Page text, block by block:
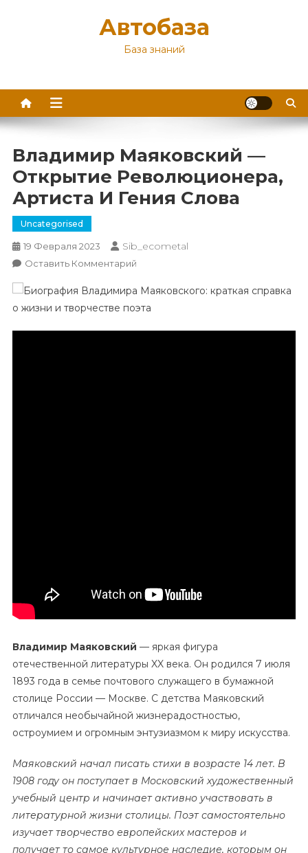
Автобаза
База знаний
Владимир Маяковский —
Открытие Революционера,
Артиста И Гения Слова
Uncategorised
19 Февраля 2023 Sib_ecometal
Оставить КомментарийК
Маяковский
—
Владимир Маяковский — яркая фигура
отечественной литературы XX века. Он родился 7 июля
1893 года в семье почтового служащего в бумажной
столице России — Москве. С детства Маяковский
отличался необычайной жизнерадостностью,
остроумием и огромным энтузиазмом к миру искусства.
Маяковский начал писать стихи в возрасте 14 лет. В
1908 году он поступает в Московский художественный
учебный центр и начинает активно участвовать в
литературной жизни столицы. Поэт самостоятельно
изучает творчество европейских мастеров и
получает то самое культурное наследие, которым он